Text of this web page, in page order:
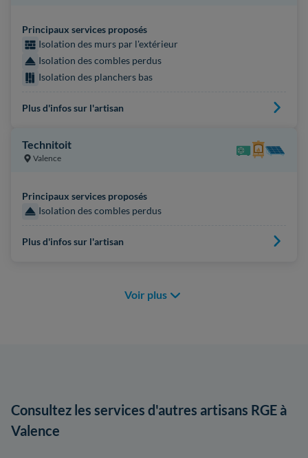
Principaux services proposés
Isolation des murs par l'extérieur
Isolation des combles perdus
Isolation des planchers bas
Plus d'infos sur l'artisan
Technitoit
Valence
Principaux services proposés
Isolation des combles perdus
Plus d'infos sur l'artisan
Voir plus
Consultez les services d'autres artisans RGE à
Valence